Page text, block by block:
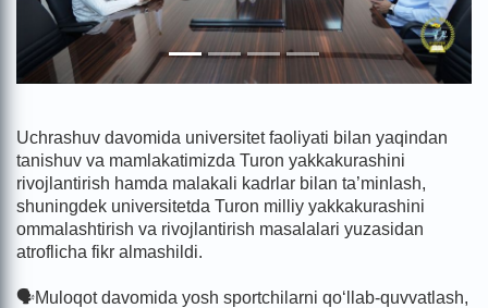
Uchrashuv davomida universitet faoliyati bilan yaqindan
tanishuv va mamlakatimizda Turon yakkakurashini
rivojlantirish hamda malakali kadrlar bilan ta’minlash,
shuningdek universitetda Turon milliy yakkakurashini
ommalashtirish va rivojlantirish masalalari yuzasidan
atroflicha fikr almashildi.
🗣️Muloqot davomida yosh sportchilarni qo‘llab-quvvatlash,